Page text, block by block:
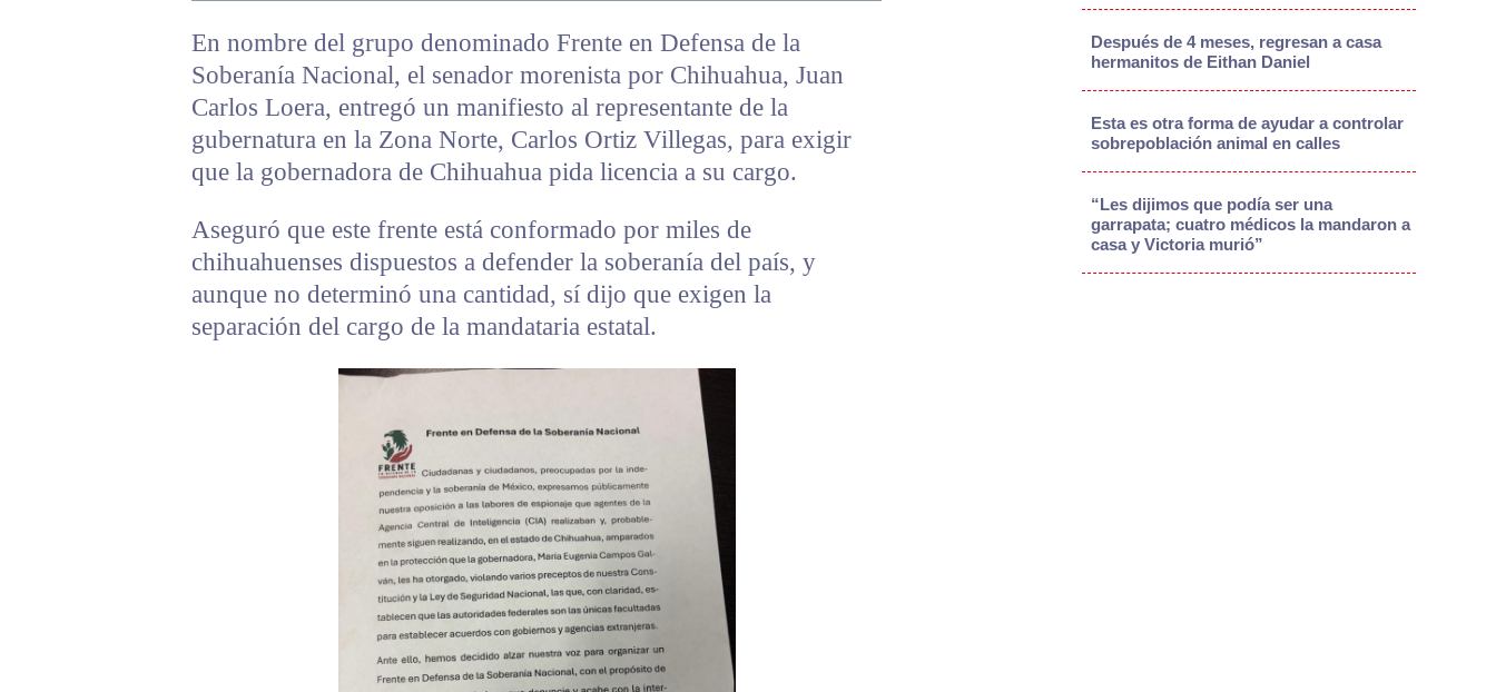
En nombre del grupo denominado Frente en Defensa de la
Soberanía Nacional, el senador morenista por Chihuahua, Juan
Carlos Loera, entregó un manifiesto al representante de la
gubernatura en la Zona Norte, Carlos Ortiz Villegas, para exigir
que la gobernadora de Chihuahua pida licencia a su cargo.
Aseguró que este frente está conformado por miles de
chihuahuenses dispuestos a defender la soberanía del país, y
aunque no determinó una cantidad, sí dijo que exigen la
separación del cargo de la mandataria estatal.
Después de 4 meses, regresan a casa
hermanitos de Eithan Daniel
Esta es otra forma de ayudar a controlar
sobrepoblación animal en calles
“Les dijimos que podía ser una
garrapata; cuatro médicos la mandaron a
casa y Victoria murió”